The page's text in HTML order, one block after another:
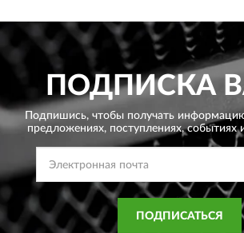
ПОДПИСКА
Подпишись, чтобы получать
предложениях, поступлениях,
ПОДПИСАТЬСЯ